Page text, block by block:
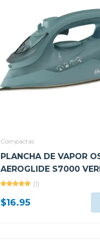
Compactas
PLANCHA DE VAPOR
AEROGLIDE S7000
GCSTAC7001
(1)
$16.95